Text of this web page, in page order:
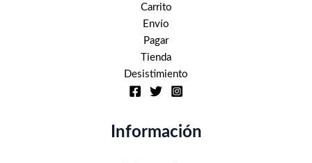
Carrito
Envío
Pagar
Tienda
Desistimiento
Información